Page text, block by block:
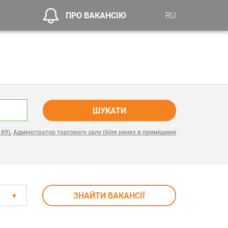
ПРО ВАКАНСІЮ RU
ШУКАТИ
89), Адміністратор торгового залу (біля ринку в приміщенні
ЗНАЙТИ ВАКАНСІЇ